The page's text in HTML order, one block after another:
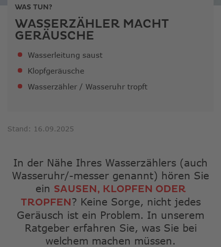
WAS TUN?
WASSER­­ZÄHLER MACHT
GERÄUSCHE
Wasserleitung saust
Klopfgeräusche
Wasserzähler / Wasseruhr tropft
Stand: 16.09.2025
In der Nähe Ihres Wasserzählers (auch
Wasseruhr/-messer genannt) hören Sie
ein SAUSEN, KLOPFEN ODER
TROPFEN? Keine Sorge, nicht jedes
Geräusch ist ein Problem. In unserem
Ratgeber erfahren Sie, was Sie bei
welchem machen müssen.